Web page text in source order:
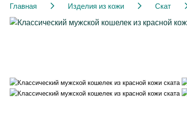
Главная Изделия из кожи Скат